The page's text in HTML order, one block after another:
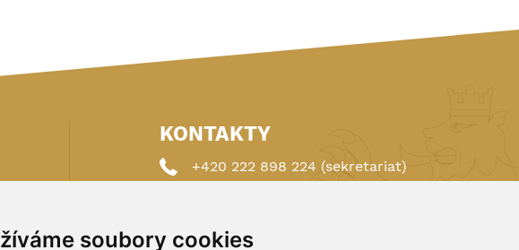
soubory cookies
KONTAKTY
+420 222 898 224 (sekretariat)
autoklub@autoklub.cz